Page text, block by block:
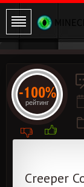
Creeper
-100%
рейтинг